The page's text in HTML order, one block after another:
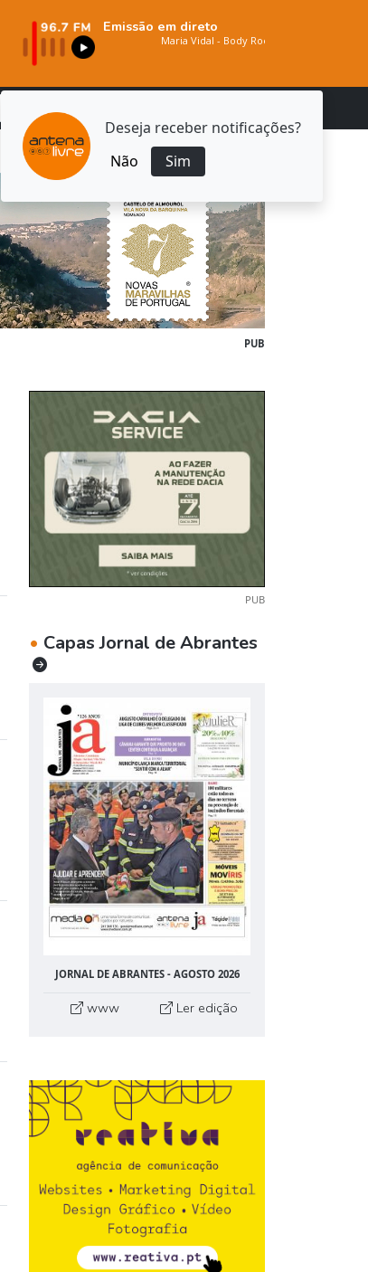
Deseja receber notificações?
Não
Sim
Emissão em direto
PUB
PUB
• Capas Jornal de Abrantes
JORNAL DE ABRANTES - AGOSTO 2026
www Ler edição